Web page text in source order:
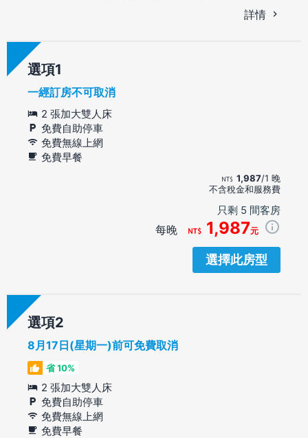
詳情
選項
一經訂房不可取消
2 張加大雙人床
免費自助停車
免費無線上網
免費早餐
1,987/1 晚
不含稅金和服務費
只剩 5 間客房
每晚 1,987元
選擇此房型
選項
8月17日(星期一)前可免費取消
省 10%
2 張加大雙人床
免費自助停車
免費無線上網
免費早餐